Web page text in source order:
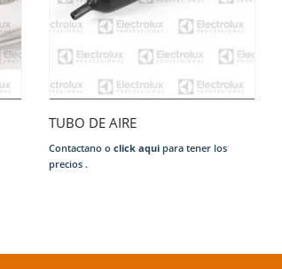
TUBO DE AIRE
Contactano oclick aqui para tener los
precios .